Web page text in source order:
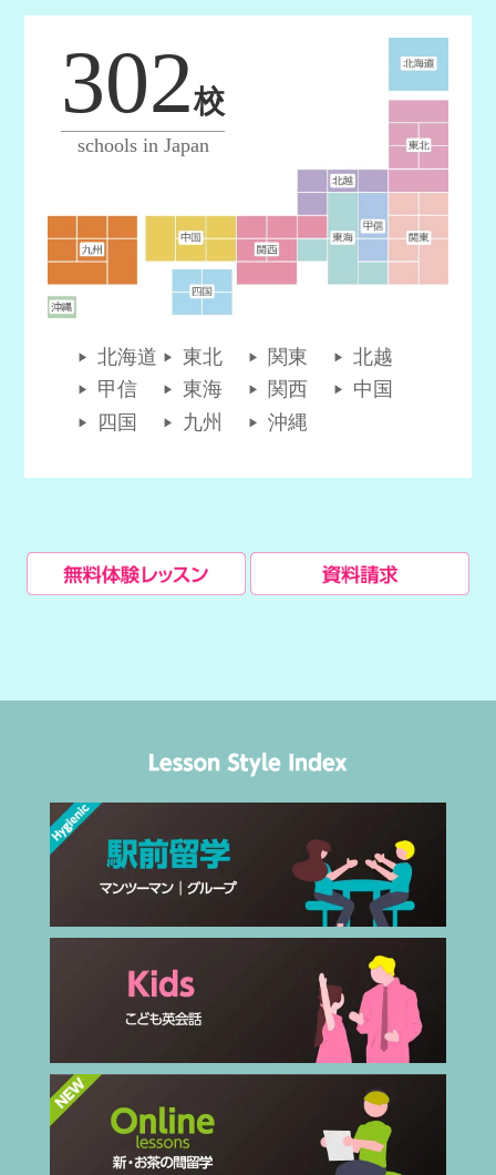
北海道 東北 関東
北越
甲信
東海 関西
中国
四国
九州 沖縄
302校
schools in Japan